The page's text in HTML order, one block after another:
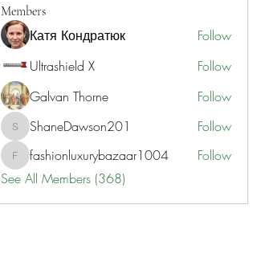
Members
Катя Кондратюк
Follow
Ultrashield X
Follow
Galvan Thorne
Follow
ShaneDawson201
ShaneDawson201 Follow
fashionluxurybazaar1004
fashionluxurybazaar1004
Follow
See All Members (368)